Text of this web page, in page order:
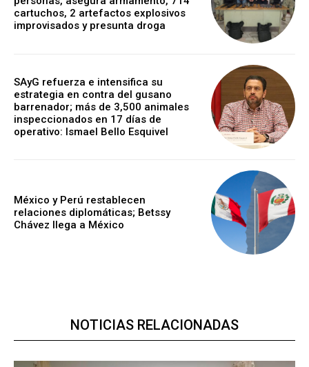
cartuchos, 2 artefactos explosivos
improvisados y presunta droga
SAyG refuerza e intensifica su
estrategia en contra del gusano
barrenador; más de 3,500 animales
inspeccionados en 17 días de
operativo: Ismael Bello Esquivel
México y Perú restablecen
relaciones diplomáticas; Betssy
Chávez llega a México
NOTICIAS RELACIONADAS